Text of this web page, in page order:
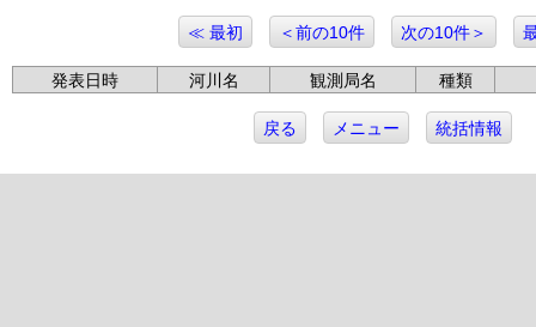
≪ 最初 ＜前の10件 次の10件＞
発表日時 河川名 観測局名 種類
戻る メニュー 統括情報